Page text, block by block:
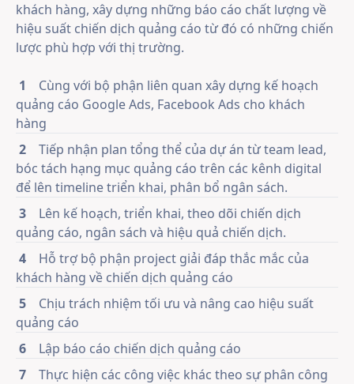
khách hàng, xây dựng những báo cáo chất lượng về
hiệu suất chiến dịch quảng cáo từ đó có những chiến
lược phù hợp với thị trường.
1
Cùng với bộ phận liên quan xây dựng kế hoạch
quảng cáo Google Ads, Facebook Ads cho khách
hàng
2
Tiếp nhận plan tổng thể của dự án từ team lead,
bóc tách hạng mục quảng cáo trên các kênh digital
để lên timeline triển khai, phân bổ ngân sách.
3
Lên kế hoạch, triển khai, theo dõi chiến dịch
quảng cáo, ngân sách và hiệu quả chiến dịch.
4
Hỗ trợ bộ phận project giải đáp thắc mắc của
khách hàng về chiến dịch quảng cáo
5
Chịu trách nhiệm tối ưu và nâng cao hiệu suất
quảng cáo
6
Lập báo cáo chiến dịch quảng cáo
7
Thực hiện các công việc khác theo sự phân công